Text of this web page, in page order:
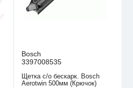
Bosch
3397008535
Щетка с/о бескарк. Bosch
Aerotwin 500мм (Крючок)